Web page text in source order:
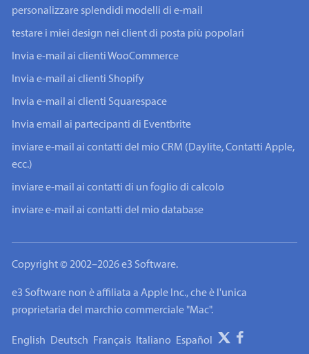
personalizzare splendidi modelli di e-mail
testare i miei design nei client di posta più popolari
Invia e-mail ai clienti WooCommerce
Invia e-mail ai clienti Shopify
Invia e-mail ai clienti Squarespace
Invia email ai partecipanti di Eventbrite
inviare e-mail ai contatti del mio CRM (Daylite, Contatti Apple,
ecc.)
inviare e-mail ai contatti di un foglio di calcolo
inviare e-mail ai contatti del mio database
Copyright © 2002–2026 e3 Software.
e3 Software non è affiliata a Apple Inc., che è l'unica
proprietaria del marchio commerciale "Mac".
English Deutsch Français Italiano Español